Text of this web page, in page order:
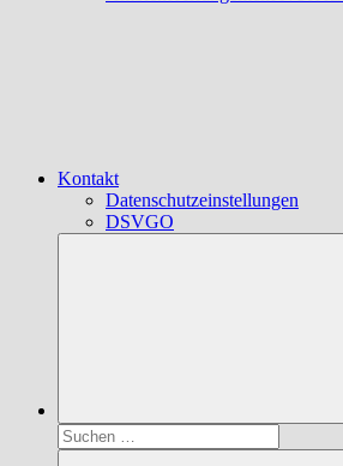
Kontakt
Datenschutzeinstellungen
DSVGO
Suchen
nach: